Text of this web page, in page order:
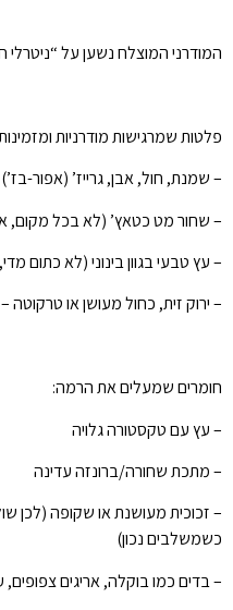
המודרני המוצלח נשען על
פלטות שמרגישות מודרניות
– שמנת, חול, אבן, גרייז’ (אפור-בז’)
– שחור מט כטאץ’ (לא בכל מקום,
– עץ טבעי בגוון בינוני (לא כתום
– ירוק זית, כחול מעושן או טרקוטה
חומרים שמעלים את הרמה:
– עץ עם טקסטורה גלויה
– מתכת שחורה/ברונזה עדינה
– זכוכית מעושנת או שקופה (לכן
כשמשלבים נכון)
– בדים כמו בוקלה, אריגים צפופים,